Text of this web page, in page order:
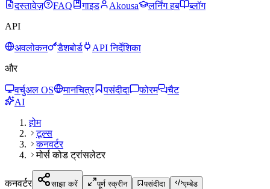
दस्तावेज़
FAQ गाइड Akousa लर्निंग हब
ब्लॉग
API
अवलोकन डैशबोर्ड
API निर्देशिका
और
वर्चुअल OS मानचित्र पसंदीदा फोरम
चैट
AI
होम
टूल्स
कनवर्टर
मोर्स कोड ट्रांसलेटर
कनवर्टर साझा करें पूर्ण स्क्रीन पसंदीदा
एम्बेड